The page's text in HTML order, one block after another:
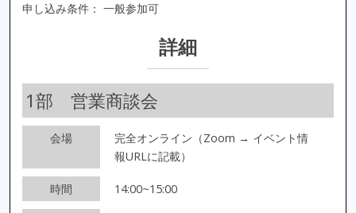
申し込み条件： 一般参加可
詳細
1部 営業商談会
会場
完全オンライン（Zoom → イベント情
報URLに記載）
時間 14:00~15:00